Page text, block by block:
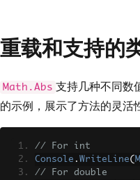
重载和支持的
Math.Abs 支持几种不同数
的示例，展示了方法的灵活
// For int
Console . WriteLine(
// For double